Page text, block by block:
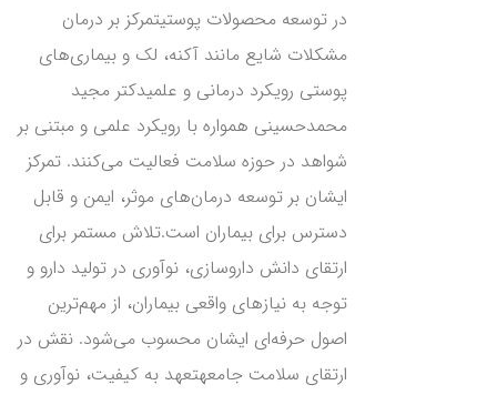
در توسعه محصولات پوستیتمرکز بر درمان
مشکلات شایع مانند آکنه، لک و بیماری‌های
پوستی رویکرد درمانی و علمیدکتر مجید
محمدحسینی همواره با رویکرد علمی و مبتنی بر
شواهد در حوزه سلامت فعالیت می‌کنند. تمرکز
ایشان بر توسعه درمان‌های موثر، ایمن و قابل
دسترس برای بیماران است.تلاش مستمر برای
ارتقای دانش داروسازی، نوآوری در تولید دارو و
توجه به نیازهای واقعی بیماران، از مهم‌ترین
اصول حرفه‌ای ایشان محسوب می‌شود. نقش در
ارتقای سلامت جامعهتعهد به کیفیت، نوآوری و